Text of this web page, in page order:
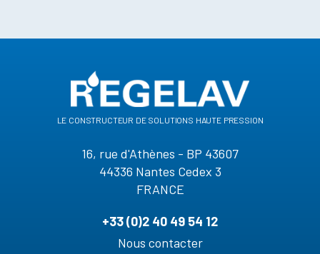
le constructeur de solutions haute pression
16, rue d'Athènes - BP 43607
44336 Nantes Cedex 3
FRANCE
+33 (0)2 40 49 54 12
Nous contacter